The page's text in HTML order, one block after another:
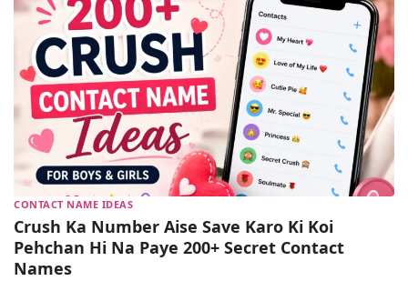
CONTACT NAME IDEAS
Crush Ka Number Aise Save Karo Ki Koi
Pehchan Hi Na Paye 200+ Secret Contact
Names